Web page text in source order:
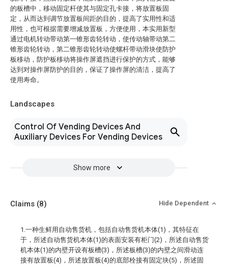
的板槽中，移动固定杆使其与固定孔卡接，将放置板固
定，从而达到调节放置板间距的目的，提高了实用性和适
用性，也可根据需要增减放置板，方便使用，本实用新型
通过电机转动带动第一锥形齿轮转动，使传动轴带动第二
锥形齿轮转动，第二锥形齿轮转动使螺杆带动滑块使防护
板移动，防护板移动将操作屏遮挡进行保护的方式，能够
达到对操作屏防护的目的，保证了操作屏的清洁，提高了
使用寿命。
Landscapes
Control Of Vending Devices And
Auxiliary Devices For Vending Devices
Show more
Claims (8) Hide Dependent
1.一种生鲜用自动售货机，包括自动售货机本体(1)，其特征在
于，所述自动售货机本体(1)的表面安装有柜门(2)，所述自动售货
机本体(1)的内壁开设有板槽(3)，所述板槽(3)的内壁之间滑动连
接有放置板(4)，所述放置板(4)的底部栓接有固定块(5)，所述固